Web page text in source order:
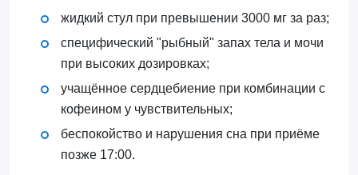
жидкий стул при превышении 3000 мг за раз;
специфический "рыбный" запах тела и мочи
при высоких дозировках;
учащённое сердцебиение при комбинации с
кофеином у чувствительных;
беспокойство и нарушения сна при приёме
позже 17:00.